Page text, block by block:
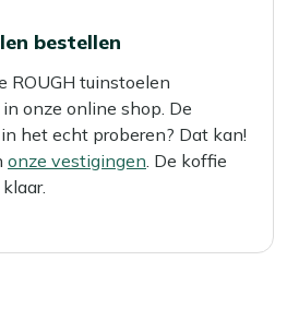
bestellen
ROUGH tuinstoelen
onze online shop. De
het echt proberen? Dat kan!
onze vestigingen. De koffie